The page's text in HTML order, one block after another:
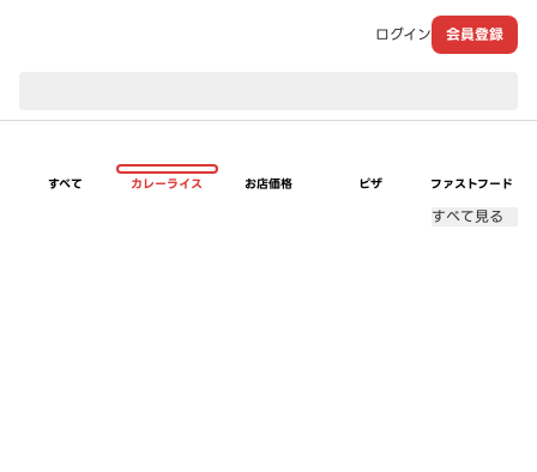
ログイン 会員登録
すべて カレーライス お店価格 ピザ ファストフード
すべて見る